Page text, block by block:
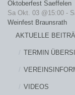
Oktoberfest Saeffelen
Sa Okt. 03 @15:00 -
Weinfest Braunsrath
AKTUELLE
TERMIN
VIDEOS